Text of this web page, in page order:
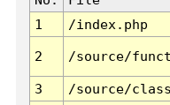
1
/index.php
2 /source/
3 /source/